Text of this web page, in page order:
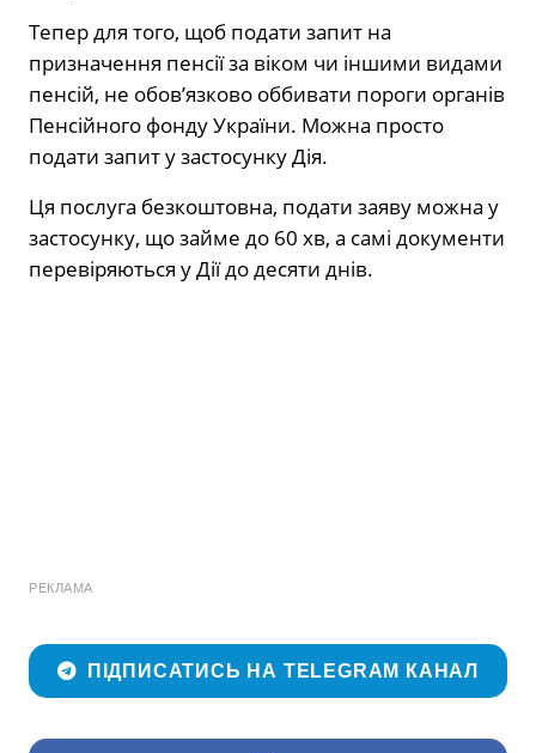
Тепер для того, щоб подати запит на
призначення пенсії за віком чи іншими видами
пенсій, не обов’язково оббивати пороги органів
Пенсійного фонду України. Можна просто
подати запит у застосунку Дія.
Ця послуга безкоштовна, подати заяву можна у
застосунку, що займе до 60 хв, а самі документи
перевіряються у Дії до десяти днів.
РЕКЛАМА
ПІДПИСАТИСЬ НА TELEGRAM КАНАЛ